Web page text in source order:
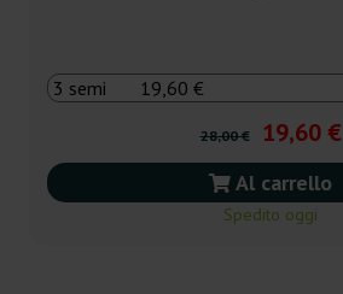
28,00 € 19,60 €
Al carrello
Spedito oggi